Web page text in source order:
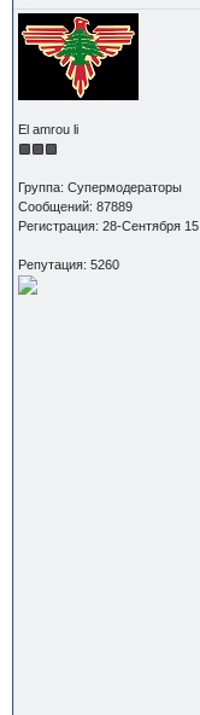
El amrou li
Группа: Супермодераторы
Сообщений: 87889
Регистрация: 28-Сентября 15
Репутация: 5260